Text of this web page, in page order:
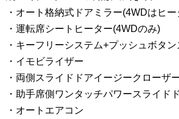
・オート格納式ドアミラー(4WDはヒ
・運転席シートヒーター(4WDのみ)
・キーフリーシステム+プッシュボタン
・イモビライザー
・両側スライドドアイージークローザ
・助手席側ワンタッチパワースライド
・オートエアコン